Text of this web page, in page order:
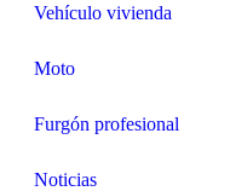
Vehículo vivienda
Moto
Furgón profesional
Noticias